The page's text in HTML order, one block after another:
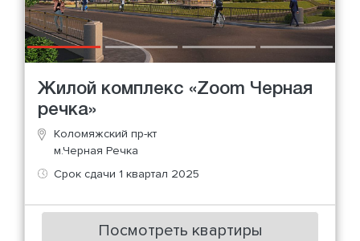
Жилой комплекс «Zoom Черная
речка»
Коломяжский пр-кт
м.Черная Речка
Срок сдачи 1 квартал 2025
Посмотреть квартиры